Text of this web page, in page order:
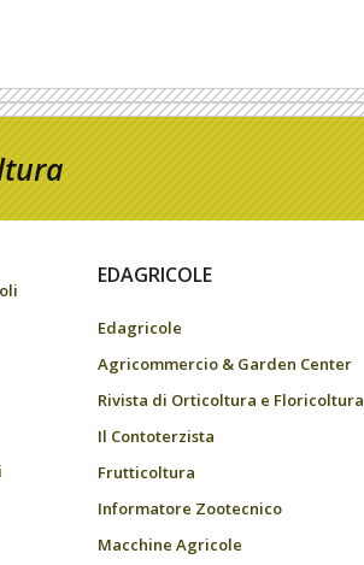
EDAGRICOLE
Edagricole
Agricommercio & Garden Center
Rivista di Orticoltura e Floricoltura
Il Contoterzista
Frutticoltura
Informatore Zootecnico
Macchine Agricole